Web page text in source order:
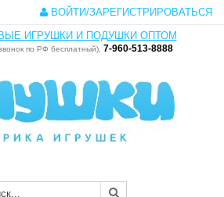
ВОЙТИ/ЗАРЕГИСТРИРОВАТЬСЯ
ИГРУШКИ И ПОДУШКИ ОПТОМ
по РФ бесплатный), 7-960-513-8888